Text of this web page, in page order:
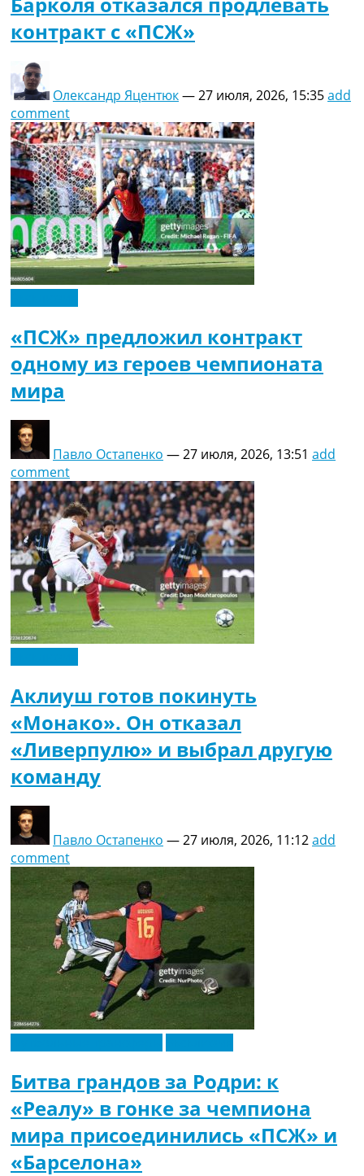
контракт с «ПСЖ»
Олександр Яцентюк—27 июля, 2026, 15:35add
comment
«ПСЖ» предложил контракт
одному из героев чемпионата
мира
Павло Остапенко —27 июля, 2026, 13:51 add
comment
Аклиуш готов покинуть
«Монако». Он отказал
«Ливерпулю» и выбрал другую
команду
Павло Остапенко —27 июля, 2026, 11:12add
comment
Битва грандов за Родри: к
«Реалу» в гонке за чемпиона
мира присоединились «ПСЖ» и
«Барселона»